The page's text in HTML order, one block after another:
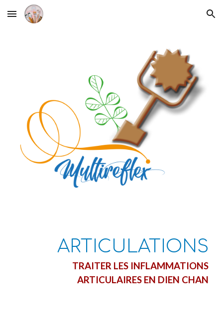
Skip to main content Skip to navigation
ARTICULATIONS
TRAITER LES INFLAMMATIONS
ARTICULAIRES EN DIEN CHAN